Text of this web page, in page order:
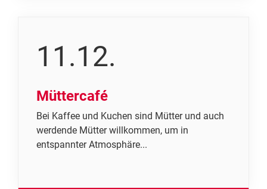
11.12.
Müttercafé
Bei Kaffee und Kuchen sind Mütter und auch
werdende Mütter willkommen, um in
entspannter Atmosphäre...